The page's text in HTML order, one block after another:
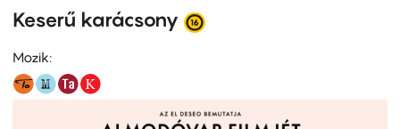
Keserű karácsony
Mozik: